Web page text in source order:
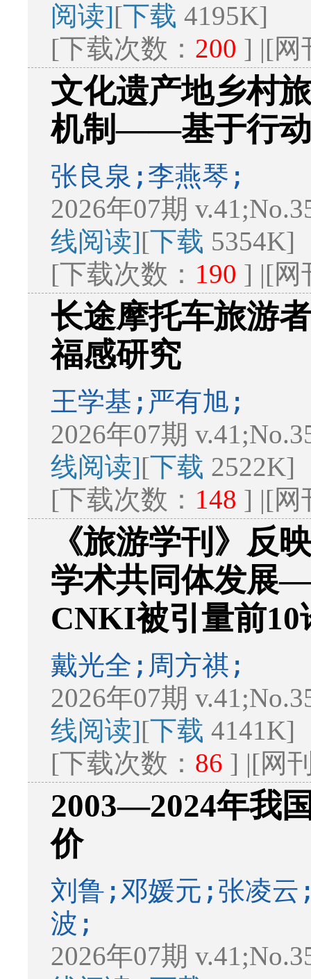
阅读][下载 4195K]
[下载次数： 200 ] |[网
文化遗产地乡村
机制——基于行动
张良泉;李燕琴;
2026年07期
线阅读][下载 5354K]
[下载次数： 190 ] |[网
长途摩托车旅游
福感研究
王学基;严有旭;
2026年07期
线阅读][下载 2522K]
[下载次数： 148 ] |[网
《旅游学刊》反
学术共同体发展
CNKI被引量前10
戴光全;周方祺;
2026年07期
线阅读][下载 4141K]
[下载次数： 86 ] |[网
2003—2024年我
价
刘鲁;邓媛元;张凌
波;
2026年07期